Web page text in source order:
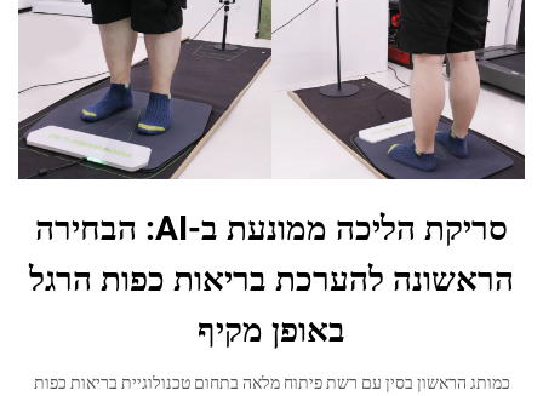
סריקת הליכה ממונעת ב-AI: הבחירה
להערכת בריאות כפות הרגל
באופן מקיף
בסין עם רשת פיתוח מלאה בתחום טכנולוגיית בריאות כפות